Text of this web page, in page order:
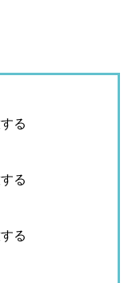
る
る
る